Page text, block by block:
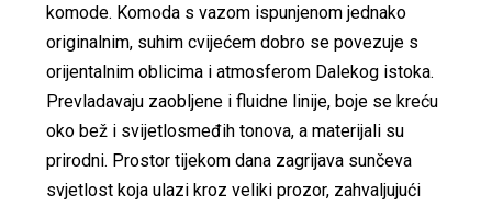
komode. Komoda s vazom ispunjenom jednako
originalnim, suhim cvijećem dobro se povezuje s
orijentalnim oblicima i atmosferom Dalekog istoka.
Prevladavaju zaobljene i fluidne linije, boje se kreću
oko bež i svijetlosmeđih tonova, a materijali su
prirodni. Prostor tijekom dana zagrijava sunčeva
svjetlost koja ulazi kroz veliki prozor, zahvaljujući